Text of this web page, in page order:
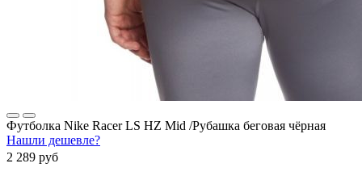
Футболка Nike Racer LS HZ Mid /Рубашка беговая чёрная
Нашли дешевле?
2 289 руб